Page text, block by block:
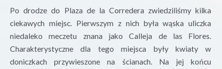
Po drodze do Plaza de laCorredera zwiedziliśmy kilka
ciekawych miejsc. Pierwszym z nich była wąska uliczka
niedaleko meczetu znana jakoCalleja de las Flores.
Charakterystyczne dla tego miejsca były kwiaty w
doniczkach przywieszone na ścianach. Na jej końcu